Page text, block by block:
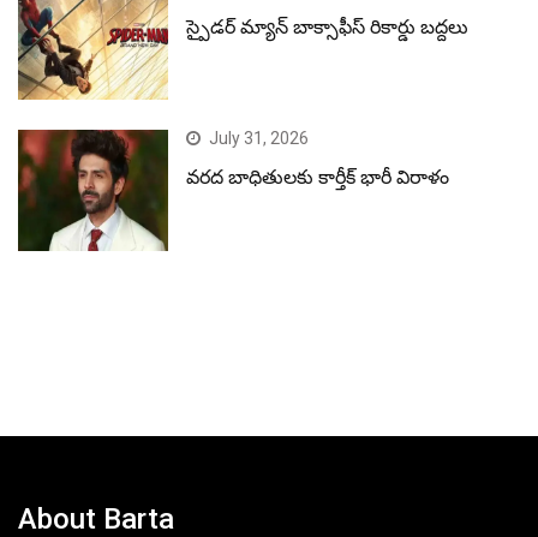
స్పైడర్ మ్యాన్ బాక్సాఫీస్ రికార్డు బద్దలు
July 31, 2026
వరద బాధితులకు కార్తీక్ భారీ విరాళం
About Barta